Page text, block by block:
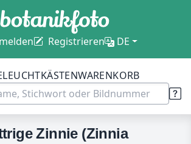
Registrieren DE
LEUCHTKÄSTENWARENKORB
Zinnie (Zinnia